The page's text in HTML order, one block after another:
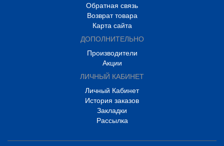
Обратная связь
Возврат товара
Карта сайта
ДОПОЛНИТЕЛЬНО
Производители
Акции
ЛИЧНЫЙ КАБИНЕТ
Личный Кабинет
История заказов
Закладки
Рассылка